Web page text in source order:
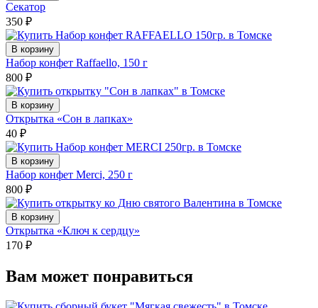
Секатор
350 ₽
В корзину
Набор конфет Raffaello, 150 г
800 ₽
В корзину
Открытка «Сон в лапках»
40 ₽
В корзину
Набор конфет Merci, 250 г
800 ₽
В корзину
Открытка «Ключ к сердцу»
170 ₽
Вам может понравиться